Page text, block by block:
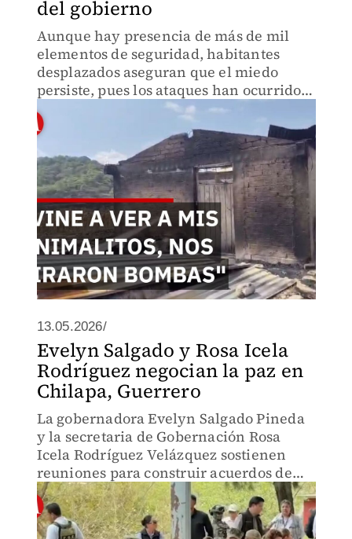
del gobierno
Aunque hay presencia de más de mil
elementos de seguridad, habitantes
desplazados aseguran que el miedo
persiste, pues los ataques han ocurrido
en repetidas ocasiones.
13.05.2026/
Evelyn Salgado y Rosa Icela
Rodríguez negocian la paz en
Chilapa, Guerrero
La gobernadora Evelyn Salgado Pineda
y la secretaria de Gobernación Rosa
Icela Rodríguez Velázquez sostienen
reuniones para construir acuerdos de
paz en Chilapa de Álvarez, donde la
violencia ha provocado el
desplazamiento de numerosas familias.